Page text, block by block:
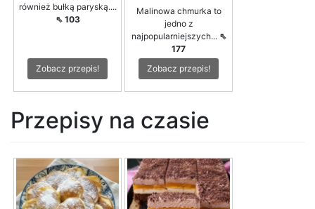
również bułką paryską....
⇖ 103
Zobacz przepis!
Malinowa chmurka to
jedno z
najpopularniejszych... ⇖
177
Zobacz przepis!
Przepisy na czasie